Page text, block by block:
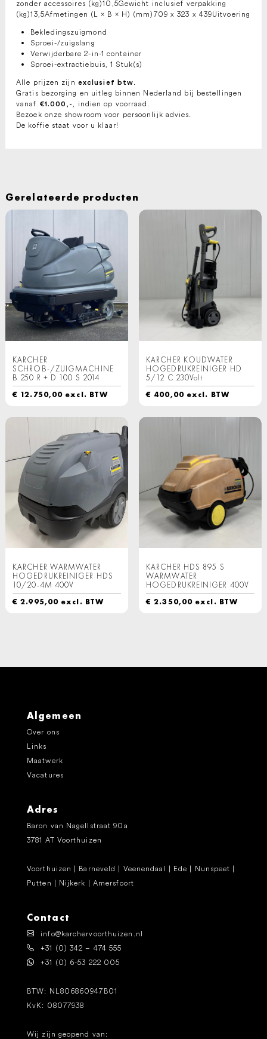
zonder accessoires (kg)10,5Gewicht inclusief verpakking
(kg)13,5Afmetingen (L × B × H) (mm)709 x 323 x 439Uitvoering
Bekledingszuigmond
Sproei-/zuigslang
Verwijderbare 2-in-1 container
Sproei-extractiebuis, 1 Stuk(s)
Alle prijzen zijn exclusief btw
Gratis bezorging en uitleg binnen Nederland bij bestellingen
vanaf €1.000,-
, indien op voorraad.
Bezoek onze showroom voor persoonlijk advies.
De koffie staat voor u klaar!
Gerelateerde producten
KARCHER
SCHROB-/ZUIGMACHINE
B 250 R + D 100 S 2014
€ 12.750,00 excl. BTW
KARCHER KOUDWATER
HOGEDRUKREINIGER HD
5/12 C 230Volt
€ 400,00excl. BTW
KARCHER WARMWATER
HOGEDRUKREINIGER HDS
10/20-4M 400V
€ 2.995,00 excl. BTW
KARCHER HDS 895 S
WARMWATER
HOGEDRUKREINIGER 400V
€ 2.350,00 excl. BTW
Algemeen
Over ons
Links
Maatwerk
Vacatures
Adres
Baron van Nagellstraat 90a
3781 AT Voorthuizen
Voorthuizen | Barneveld | Veenendaal | Ede | Nunspeet |
Putten | Nijkerk | Amersfoort
Contact
info@karchervoorthuizen.nl
+31 (0) 342 – 474 555
+31 (0) 6-53 222 005
BTW: NL806860947B01
KvK: 08077938
Wij zijn geopend van: